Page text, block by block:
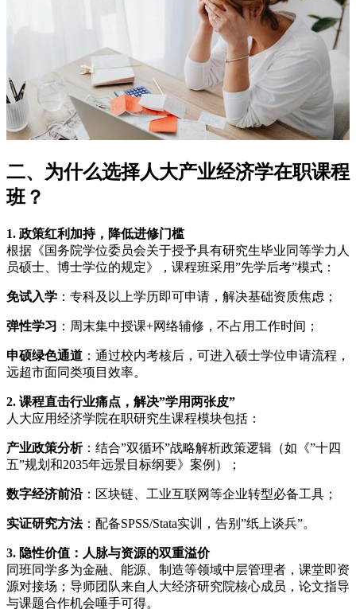
二、为什么选择人大产业经济学在职课程
班？
1. 政策红利加持，降低进修门槛
根据《国务院学位委员会关于授予具有研究生毕业同等学力人
员硕士、博士学位的规定》，课程班采用”先学后考”模式：
免试入学 ：专科及以上学历即可申请，解决基础资质焦虑；
弹性学习 ：周末集中授课+网络辅修，不占用工作时间；
申硕绿色通道 ：通过校内考核后，可进入硕士学位申请流程，
远超市面同类项目效率。
2. 课程直击行业痛点，解决”学用两张皮”
人大应用经济学院在职研究生课程模块包括：
产业政策分析：结合”双循环”战略解析政策逻辑（如《”十四
五”规划和2035年远景目标纲要》案例）；
数字经济前沿：区块链、工业互联网等企业转型必备工具；
实证研究方法：配备SPSS/Stata实训，告别”纸上谈兵”。
3. 隐性价值：人脉与资源的双重溢价
同班同学多为金融、能源、制造等领域中层管理者，课堂即资
源对接场；导师团队来自人大经济研究院核心成员，论文指导
与课题合作机会唾手可得。